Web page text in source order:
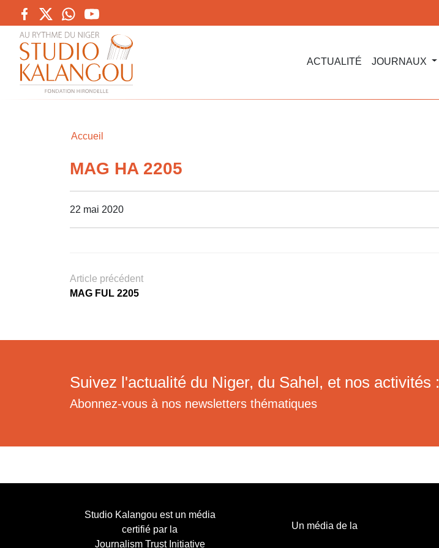
ACTUALITÉ JOURNAUX
Accueil
MAG HA 2205
22 mai 2020
Article précédent
MAG FUL 2205
Suivez l'actualité du Niger, du Sahel, et nos activités :
Abonnez-vous à nos newsletters thématiques
Studio Kalangou est un média
certifié par la
Journalism Trust Initiative
Un média de la